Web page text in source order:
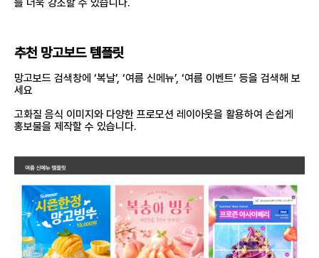
추천 망고보드 템플릿
망고보드 검색창에 ‘복날’, ‘여름 신메뉴’, ‘여름 이벤트’ 등을 검색해 보
세요
고화질 음식 이미지와 다양한 프로모션 레이아웃을 활용하여 손쉽게
홍보물을 제작할 수 있습니다.